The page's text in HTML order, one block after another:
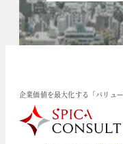
企業価値を最大化する「バリュ